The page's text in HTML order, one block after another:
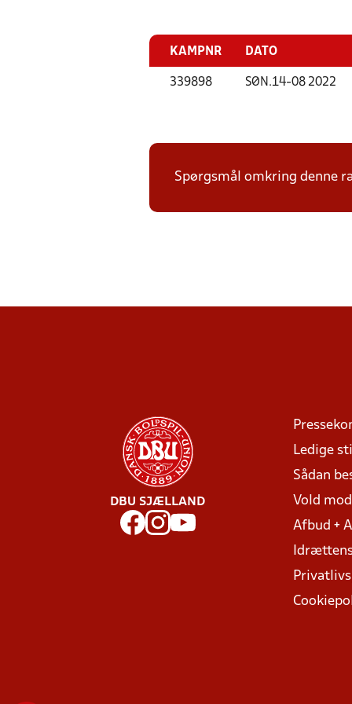
KAMPNR DATO
339898 SØN.14-08 2022
Spørgsmål omkring denne
DBU SJÆLLAND
Ledige
Sådan
Vold
Afbud +